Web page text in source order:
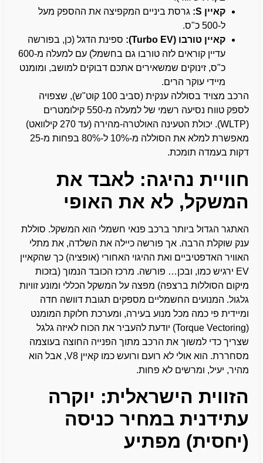
קאיין S:
גרסת ביניים המקפיצה את ההספק מעל
ל-500 כ"ס.
קאיין טורבו (Turbo EV):
ספינת הדגל (כן, בפורשה
עדיין קוראים לזה טורבו גם בחשמל) עם למעלה מ-600
כ"ס, זינוקים שמשאירים אתכם דבוקים למושב, ומומנט
מיידי עוקר הרים.
הרכב מצויד בסוללה ענקית (סביב 100 קוט"ש), שצפויה
לספק טווח נסיעה רשמי של למעלה מ-550 קילומטרים
(WLTP). יכולת הטעינה האולטרה-מהירה (עד 270 קילוואט)
מאפשרת למלא את הסוללה מ-10% ל-80% בפחות מ-25
דקות בעמדה תומכת.
חוויית נהיגה: לאבד את
המשקל, לא את האופי
האתגר הגדול ביותר ברכב פנאי חשמלי הוא המשקל. סוללת
ענק שוקלת הרבה. אך פורשה כיילה את השלדה, את מתלי
האוויר האדפטיביים ואת ההיגוי האחורי (אופציה) כך שהקאיין
EV ירגיש כמו, ובכן… פורשה. מרכז הכובד הנמוך (בזכות
מיקום הסוללות ברצפה) מפצה על המשקל הכללי ומונע זוויות
גלגול. המנועים החשמליים מספקים תגובת דוושה חדה
ומיידית פי כמה מכל מנוע בעירה, ומערכת חלוקת המומנט
(Torque Vectoring) יודעת להעביר את הכוח לאיזה גלגל
שצריך כדי למשוך את הרכב מתוך הפנייה החוצה בעוצמה
מסחררת. הוא אולי לא רועם ורועש כמו קאיין V8, אבל הוא
מהיר, יעיל, ומרשים לא פחות.
הזווית הישראלית: יוקרה
עתידנית במחיר כניסה
(יחסית) מפתיע